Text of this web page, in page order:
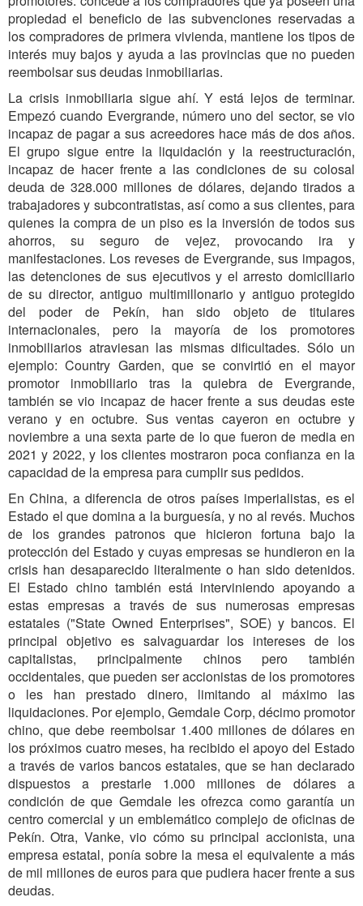
propiedad el beneficio de las subvenciones reservadas a
los compradores de primera vivienda, mantiene los tipos de
interés muy bajos y ayuda a las provincias que no pueden
reembolsar sus deudas inmobiliarias.
La crisis inmobiliaria sigue ahí. Y está lejos de terminar.
Empezó cuando Evergrande, número uno del sector, se vio
incapaz de pagar a sus acreedores hace más de dos años.
El grupo sigue entre la liquidación y la reestructuración,
incapaz de hacer frente a las condiciones de su colosal
deuda de 328.000 millones de dólares, dejando tirados a
trabajadores y subcontratistas, así como a sus clientes, para
quienes la compra de un piso es la inversión de todos sus
ahorros, su seguro de vejez, provocando ira y
manifestaciones. Los reveses de Evergrande, sus impagos,
las detenciones de sus ejecutivos y el arresto domiciliario
de su director, antiguo multimillonario y antiguo protegido
del poder de Pekín, han sido objeto de titulares
internacionales, pero la mayoría de los promotores
inmobiliarios atraviesan las mismas dificultades. Sólo un
ejemplo: Country Garden, que se convirtió en el mayor
promotor inmobiliario tras la quiebra de Evergrande,
también se vio incapaz de hacer frente a sus deudas este
verano y en octubre. Sus ventas cayeron en octubre y
noviembre a una sexta parte de lo que fueron de media en
2021 y 2022, y los clientes mostraron poca confianza en la
capacidad de la empresa para cumplir sus pedidos.
En China, a diferencia de otros países imperialistas, es el
Estado el que domina a la burguesía, y no al revés. Muchos
de los grandes patronos que hicieron fortuna bajo la
protección del Estado y cuyas empresas se hundieron en la
crisis han desaparecido literalmente o han sido detenidos.
El Estado chino también está interviniendo apoyando a
estas empresas a través de sus numerosas empresas
estatales ("State Owned Enterprises", SOE) y bancos. El
principal objetivo es salvaguardar los intereses de los
capitalistas, principalmente chinos pero también
occidentales, que pueden ser accionistas de los promotores
o les han prestado dinero, limitando al máximo las
liquidaciones. Por ejemplo, Gemdale Corp, décimo promotor
chino, que debe reembolsar 1.400 millones de dólares en
los próximos cuatro meses, ha recibido el apoyo del Estado
a través de varios bancos estatales, que se han declarado
dispuestos a prestarle 1.000 millones de dólares a
condición de que Gemdale les ofrezca como garantía un
centro comercial y un emblemático complejo de oficinas de
Pekín. Otra, Vanke, vio cómo su principal accionista, una
empresa estatal, ponía sobre la mesa el equivalente a más
de mil millones de euros para que pudiera hacer frente a sus
deudas.